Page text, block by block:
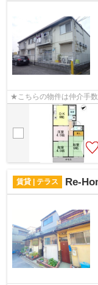
★こちらの物件は仲介手
賃貸 | テラス Re-